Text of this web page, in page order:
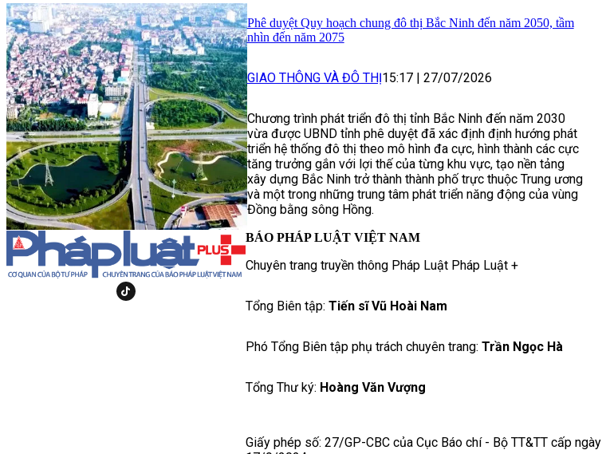
Phê duyệt Quy hoạch chung đô thị Bắc Ninh đến năm 2050, tầm
nhìn đến năm 2075
GIAO THÔNG VÀ ĐÔ THỊ15:17 | 27/07/2026
Chương trình phát triển đô thị tỉnh Bắc Ninh đến năm 2030
vừa được UBND tỉnh phê duyệt đã xác định định hướng phát
triển hệ thống đô thị theo mô hình đa cực, hình thành các cực
tăng trưởng gắn với lợi thế của từng khu vực, tạo nền tảng
xây dựng Bắc Ninh trở thành thành phố trực thuộc Trung ương
và một trong những trung tâm phát triển năng động của vùng
Đồng bằng sông Hồng.
BÁO PHÁP LUẬT VIỆT NAM
Chuyên trang truyền thông Pháp Luật Pháp Luật +
Tổng Biên tập: Tiến sĩ Vũ Hoài Nam
Phó Tổng Biên tập phụ trách chuyên trang: Trần Ngọc Hà
Tổng Thư ký: Hoàng Văn Vượng
Giấy phép số: 27/GP-CBC của Cục Báo chí - Bộ TT&TT cấp ngày